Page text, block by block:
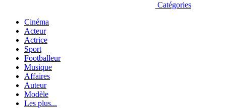
Catégories
Cinéma
Acteur
Actrice
Sport
Footballeur
Musique
Affaires
Auteur
Modèle
Les plus...